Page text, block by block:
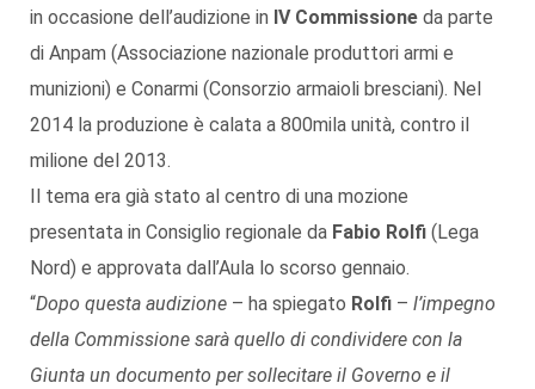
in occasione dell’audizione in IV Commissione da parte
di Anpam (Associazione nazionale produttori armi e
munizioni) e Conarmi (Consorzio armaioli bresciani). Nel
2014 la produzione è calata a 800mila unità, contro il
milione del 2013.
Il tema era già stato al centro di una mozione
presentata in Consiglio regionale da Fabio Rolfi (Lega
Nord) e approvata dall’Aula lo scorso gennaio.
“Dopo questa audizione – ha spiegato Rolfi – l’impegno
della Commissione sarà quello di condividere con la
Giunta un documento per sollecitare il Governo e il